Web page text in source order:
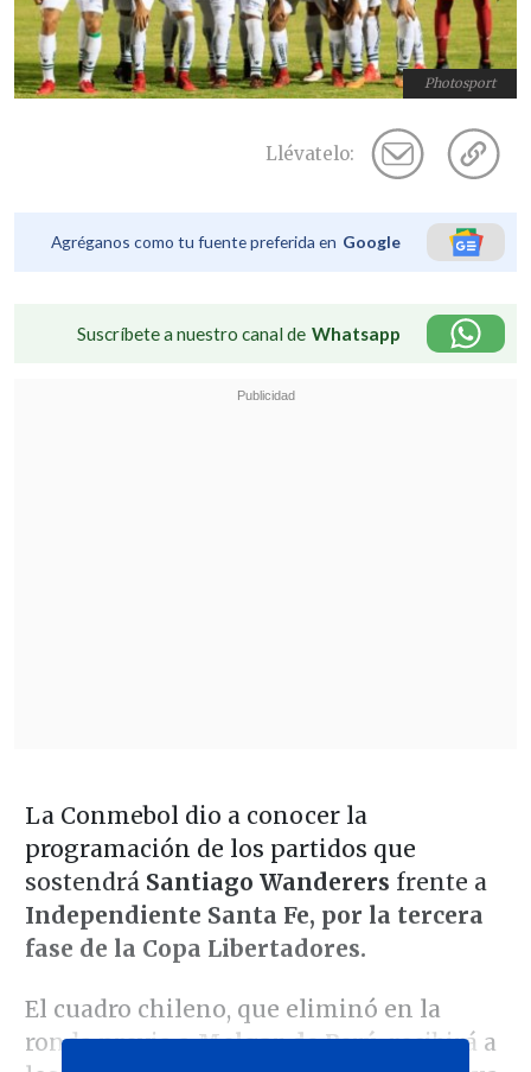
Photosport
Llévatelo:
Agréganos como tu fuente preferida en Google
Suscríbete a nuestro canal de Whatsapp
La Conmebol dio a conocer la
programación de los partidos que
sostendrá Santiago Wanderers frente a
Independiente Santa Fe, por la tercera
fase de la Copa Libertadores.
El cuadro chileno, que eliminó en la
ronda previa aMelgar de Perú, recibirá a